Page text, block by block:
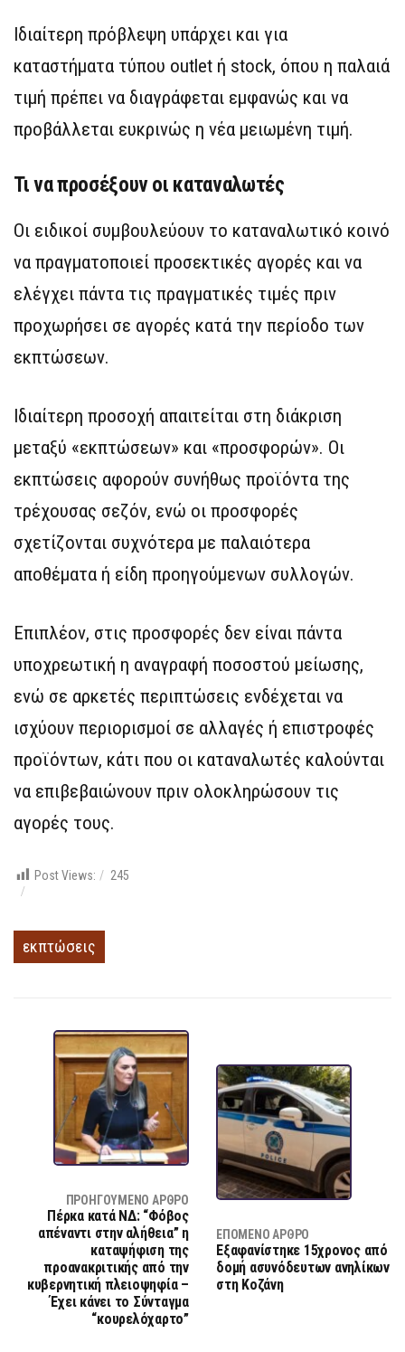
Ιδιαίτερη πρόβλεψη υπάρχει και για
καταστήματα τύπου outlet ή stock, όπου η παλαιά
τιμή πρέπει να διαγράφεται εμφανώς και να
προβάλλεται ευκρινώς η νέα μειωμένη τιμή.
Τι να προσέξουν οι καταναλωτές
Οι ειδικοί συμβουλεύουν το καταναλωτικό κοινό
να πραγματοποιεί προσεκτικές αγορές και να
ελέγχει πάντα τις πραγματικές τιμές πριν
προχωρήσει σε αγορές κατά την περίοδο των
εκπτώσεων.
Ιδιαίτερη προσοχή απαιτείται στη διάκριση
μεταξύ «εκπτώσεων» και «προσφορών». Οι
εκπτώσεις αφορούν συνήθως προϊόντα της
τρέχουσας σεζόν, ενώ οι προσφορές
σχετίζονται συχνότερα με παλαιότερα
αποθέματα ή είδη προηγούμενων συλλογών.
Επιπλέον, στις προσφορές δεν είναι πάντα
υποχρεωτική η αναγραφή ποσοστού μείωσης,
ενώ σε αρκετές περιπτώσεις ενδέχεται να
ισχύουν περιορισμοί σε αλλαγές ή επιστροφές
προϊόντων, κάτι που οι καταναλωτές καλούνται
να επιβεβαιώνουν πριν ολοκληρώσουν τις
αγορές τους.
Post Views: 245
εκπτώσεις
ΠΡΟΗΓΟΎΜΕΝΟ ΆΡΘΡΟ
Πέρκα κατά ΝΔ: “Φόβος
απέναντι στην αλήθεια” η
καταψήφιση της
προανακριτικής από την
κυβερνητική πλειοψηφία –
Έχει κάνει το Σύνταγμα
“κουρελόχαρτο”
ΕΠΌΜΕΝΟ ΆΡΘΡΟ
Εξαφανίστηκε 15χρονος από
δομή ασυνόδευτων ανηλίκων
στη Κοζάνη